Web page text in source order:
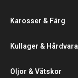
Karosser & Färg
Kullager & Hårdvara
Oljor & Vätskor